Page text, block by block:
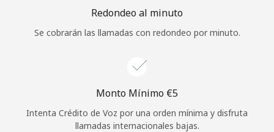
Iniciar Sesión
Continuar con
Redondeo al minuto
Se cobrarán las llamadas con redondeo por minuto.
Monto Mínimo ⁦€5⁩
Intenta Crédito de Voz por una orden mínima y disfruta
llamadas internacionales bajas.